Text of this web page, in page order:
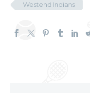
Westend Indians